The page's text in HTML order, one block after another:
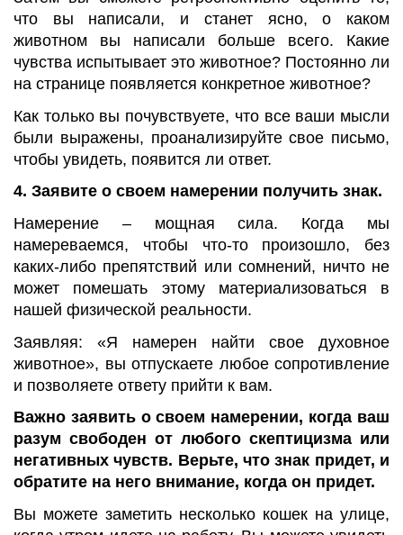
что вы написали, и станет ясно, о каком
животном вы написали больше всего. Какие
чувства испытывает это животное? Постоянно ли
на странице появляется конкретное животное?
Как только вы почувствуете, что все ваши мысли
были выражены, проанализируйте свое письмо,
чтобы увидеть, появится ли ответ.
4. Заявите о своем намерении получить знак.
Намерение – мощная сила. Когда мы
намереваемся, чтобы что-то произошло, без
каких-либо препятствий или сомнений, ничто не
может помешать этому материализоваться в
нашей физической реальности.
Заявляя: «Я намерен найти свое духовное
животное», вы отпускаете любое сопротивление
и позволяете ответу прийти к вам.
Важно заявить о своем намерении, когда ваш
разум свободен от любого скептицизма или
негативных чувств. Верьте, что знак придет, и
обратите на него внимание, когда он придет.
Вы можете заметить несколько кошек на улице,